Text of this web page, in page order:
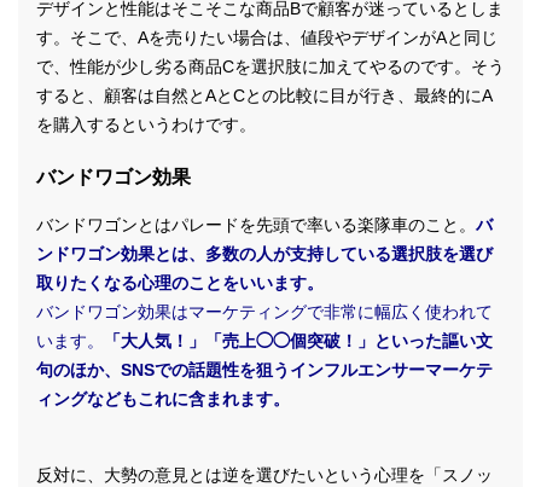
デザインと性能はそこそこな商品Bで顧客が迷っているとしま
す。そこで、Aを売りたい場合は、値段やデザインがAと同じ
で、性能が少し劣る商品Cを選択肢に加えてやるのです。そう
すると、顧客は自然とAとCとの比較に目が行き、最終的にA
を購入するというわけです。
バンドワゴン効果
バンドワゴンとはパレードを先頭で率いる楽隊車のこと。 バ
ンドワゴン効果とは、多数の人が支持している選択肢を選び
取りたくなる心理のことをいいます。
バンドワゴン効果はマーケティングで非常に幅広く使われて
います。
「大人気！」「売上◯◯個突破！」といった謳い文
句のほか、SNSでの話題性を狙うインフルエンサーマーケテ
ィングなどもこれに含まれます。
反対に、大勢の意見とは逆を選びたいという心理を「スノッ